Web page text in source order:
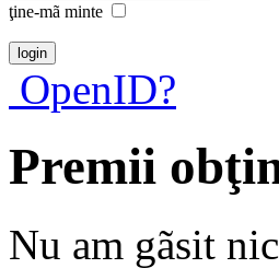
ţine-mã minte
OpenID?
Premii
Nu am gãsit